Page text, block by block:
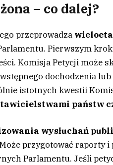
– co dalej?
przeprowadza
Pierwszym
Komisja Petycji może
dochodzenia
istotnych kwestii
państw
wysłuchań
przygotować raporty
Parlamentu. Jeśli